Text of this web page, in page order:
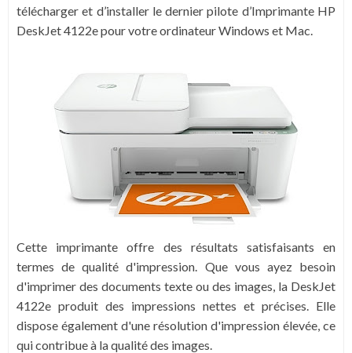
télécharger et d’installer le dernier pilote d’Imprimante HP
DeskJet 4122e pour votre ordinateur Windows et Mac.
Cette imprimante offre des résultats satisfaisants en
termes de qualité d'impression. Que vous ayez besoin
d'imprimer des documents texte ou des images, la DeskJet
4122e produit des impressions nettes et précises. Elle
dispose également d'une résolution d'impression élevée, ce
qui contribue à la qualité des images.